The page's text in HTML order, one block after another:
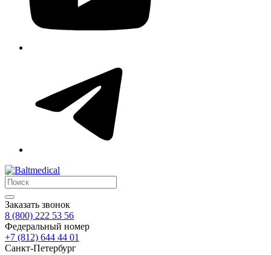
Заказать звонок
8 (800) 222 53 56
Федеральный номер
+7 (812) 644 44 01
Санкт-Петербург